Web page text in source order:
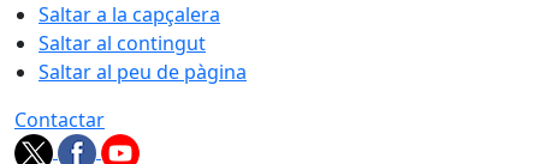
Saltar a la capçalera
Saltar al contingut
Saltar al peu de pàgina
Contactar